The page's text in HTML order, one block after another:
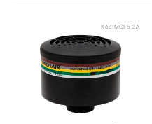
Kód: MOF6 CA